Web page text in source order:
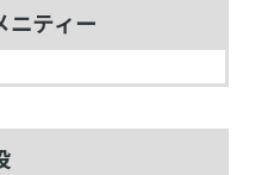
ニティー